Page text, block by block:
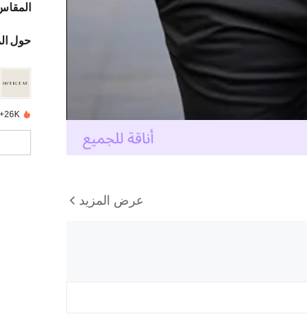
عرض المزيد
حول
26K+ تم بيعها مؤخرًا